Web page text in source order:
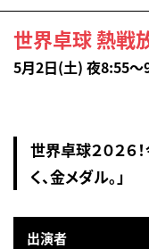
世界卓球 熱戦
5月2日(土) 夜8:55～
世界卓球２０２６
く、金メダル。」
出演者